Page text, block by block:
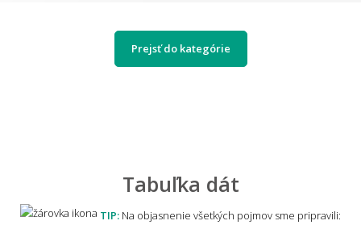
Prejsť do kategórie
Tabuľka dát
TIP: Na objasnenie všetkých pojmov sme pripravili: